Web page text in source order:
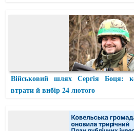
Військовий шлях Сергія Боця:
втрати й вибір 24 лютого